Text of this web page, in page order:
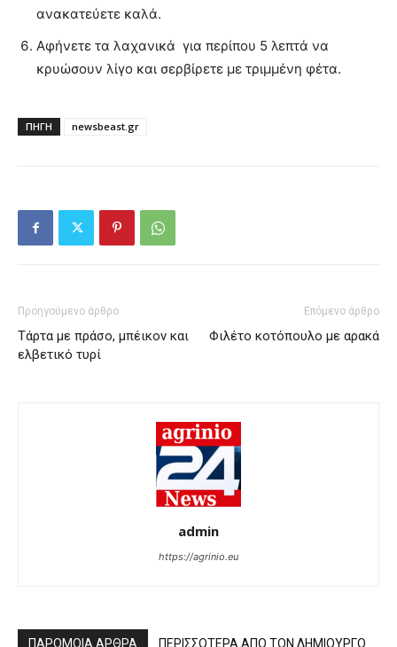
ανακατεύετε καλά.
Αφήνετε τα λαχανικά για περίπου 5 λεπτά να
κρυώσουν λίγο και σερβίρετε με τριμμένη φέτα.
ΠΗΓΗ newsbeast.gr
Προηγούμενο άρθρο
Τάρτα με πράσο, μπέικον και
ελβετικό τυρί
Επόμενο άρθρο
Φιλέτο κοτόπουλο με αρακά
admin
https://agrinio.eu
ΠΑΡΟΜΟΙΑ ΑΡΘΡΑ ΠΕΡΙΣΣΟΤΕΡΑ ΑΠΟ ΤΟΝ ΔΗΜΙΟΥΡΓΟ